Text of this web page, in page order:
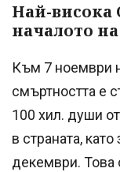
Най-висока
началото
Към 7 ноември
смъртността е
100 хил. души
в страната,
декември. Това